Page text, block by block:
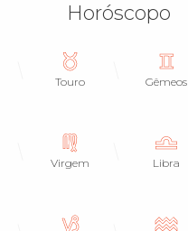
Horóscopo
Touro Gêmeos
Virgem Libra